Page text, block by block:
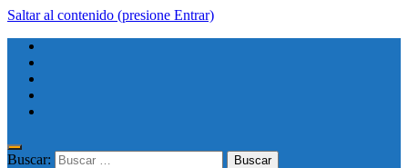
Saltar al contenido (presione Entrar)
Buscar: